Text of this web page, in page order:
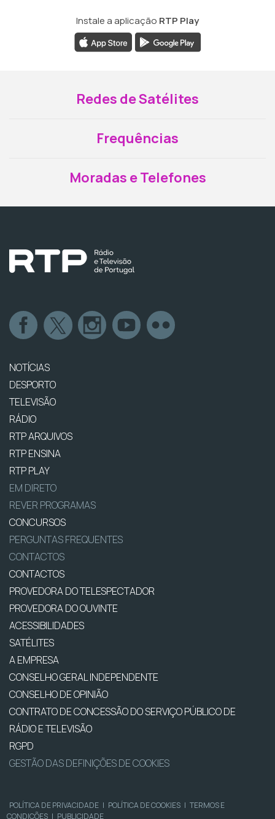
Instale a aplicação RTP Play
Redes de Satélites
Frequências
Moradas e Telefones
NOTÍCIAS
DESPORTO
TELEVISÃO
RÁDIO
RTP ARQUIVOS
RTP ENSINA
RTP PLAY
EM DIRETO
REVER PROGRAMAS
CONCURSOS
PERGUNTAS FREQUENTES
CONTACTOS
CONTACTOS
PROVEDORA DO TELESPECTADOR
PROVEDORA DO OUVINTE
ACESSIBILIDADES
SATÉLITES
A EMPRESA
CONSELHO GERAL INDEPENDENTE
CONSELHO DE OPINIÃO
CONTRATO DE CONCESSÃO DO SERVIÇO PÚBLICO DE
RÁDIO E TELEVISÃO
RGPD
GESTÃO DAS DEFINIÇÕES DE COOKIES
POLÍTICA DE PRIVACIDADE | POLÍTICA DE COOKIES | TERMOS E
CONDIÇÕES | PUBLICIDADE